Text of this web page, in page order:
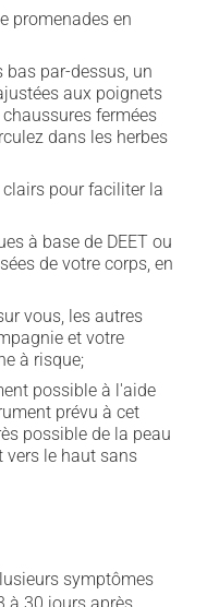
promenades en
bas par-dessus, un
aux poignets
fermées
dans les herbes
pour faciliter la
à base de DEET ou
de votre corps, en
vous, les autres
et votre
à risque;
possible à l'aide
prévu à cet
possible de la peau
vers le haut sans
symptômes
à 30 jours après